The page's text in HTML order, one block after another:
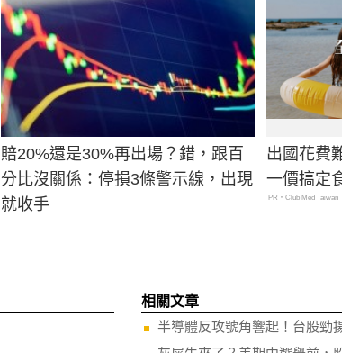
賠20%還是30%再出場？錯，跟百
分比沒關係：停損3條警示線，出現
就收手
出國花費
一價搞定
PR・Club Med Taiwan
相關文章
半導體反攻號角響起！台股勁